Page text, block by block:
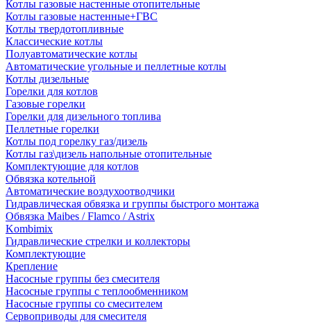
Котлы газовые настенные отопительные
Котлы газовые настенные+ГВС
Котлы твердотопливные
Классические котлы
Полуавтоматические котлы
Автоматические угольные и пеллетные котлы
Котлы дизельные
Горелки для котлов
Газовые горелки
Горелки для дизельного топлива
Пеллетные горелки
Котлы под горелку газ/дизель
Котлы газ\дизель напольные отопительные
Комплектующие для котлов
Обвязка котельной
Автоматические воздухоотводчики
Гидравлическая обвязка и группы быстрого монтажа
Обвязка Maibes / Flamco / Astrix
Kombimix
Гидравлические стрелки и коллекторы
Комплектующие
Крепление
Насосные группы без смесителя
Насосные группы с теплообменником
Насосные группы со смесителем
Сервоприводы для смесителя